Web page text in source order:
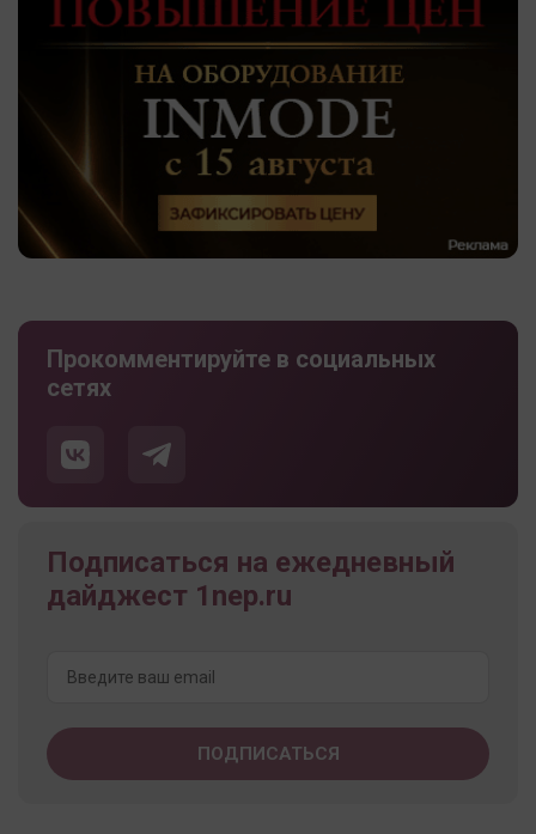
Прокомментируйте в социальных
сетях
Подписаться на ежедневный
дайджест 1nep.ru